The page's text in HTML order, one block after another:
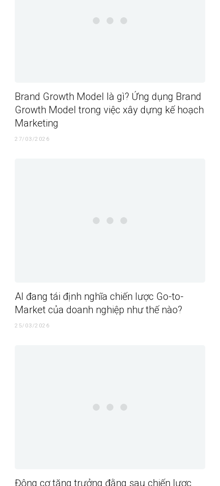
Brand Growth Model là gì? Ứng dụng Brand
Growth Model trong việc xây dựng kế hoạch
Marketing
27/03/2026
AI đang tái định nghĩa chiến lược Go-to-
Market của doanh nghiệp như thế nào?
25/03/2026
Động cơ tăng trưởng đằng sau chiến lược